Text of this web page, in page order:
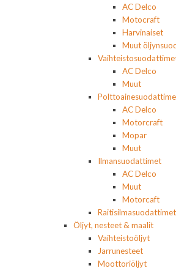
AC Delco
Motocraft
Harvinaiset
Muut
AC Delco
Muut
AC Delco
Motorcraft
Mopar
Muut
Ilmansuodattimet
AC Delco
Muut
Motorcaft
Raitisilmasuodattimet
Öljyt, nesteet & maalit
Vaihteistoöljyt
Jarrunesteet
Moottoriöljyt